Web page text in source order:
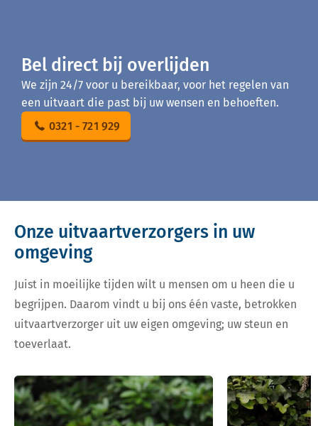
Bel direct bij overlijden
We zijn 24/7 voor u bereikbaar, voor het regelen van
een uitvaart die past bij uw wensen en behoeften.
0321 - 721 929
Onze uitvaartverzorgers in uw
omgeving
Juist in moeilijke tijden wilt u mensen om u heen die u
begrijpen. Daarom vindt u bij ons één vaste, betrokken
uitvaartverzorger uit uw eigen omgeving; uw steun en
toeverlaat.